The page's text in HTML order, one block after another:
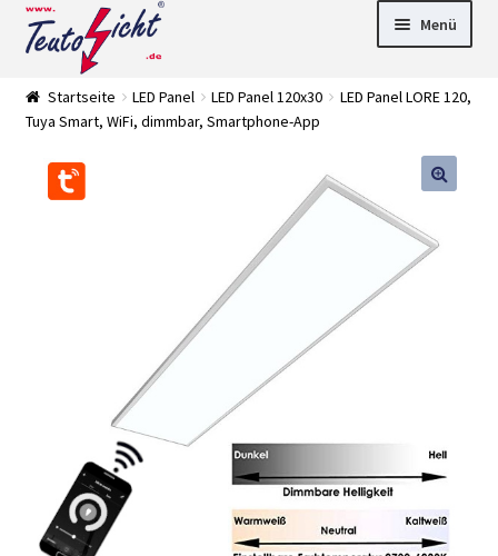
Zur
Navigation
springen
Springe
zum
Menü
► LED Panel
►
Downlights
Deckenleuch
ten
Außenleucht
en
► LED
Streifen
► Zubehör
Leuchtmittel
Versandarten
► Zahlarten
Startseite LED Panel LED Panel 120x30
LED Panel LORE 120,
Tuya Smart, WiFi, dimmbar, Smartphone-App